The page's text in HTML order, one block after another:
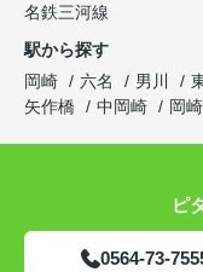
名鉄三河線
駅から探す
岡崎
六名 男川
矢作橋
中岡崎 岡
ピ
0564-73-